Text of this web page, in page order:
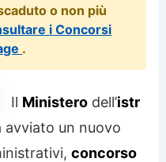
o non più
i Concorsi
.
Il Ministero dell’istr
avviato un nuovo
concorso